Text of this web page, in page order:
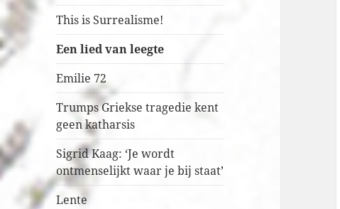
This is Surrealisme!
Een lied van leegte
Emilie 72
Trumps Griekse tragedie kent
geen katharsis
Sigrid Kaag: ‘Je wordt
ontmenselijkt waar je bij staat’
Lente